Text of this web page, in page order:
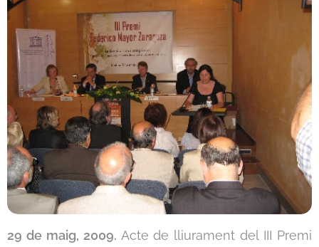
29 de maig, 2009. Acte de lliurament del III Premi